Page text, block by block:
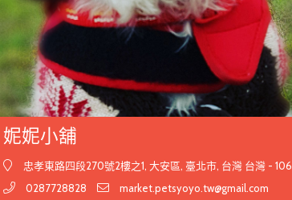
妮妮小舖
忠孝東路四段270號2樓之1, 大安區, 臺北市, 台灣 台灣 - 106
0287728828
market.petsyoyo.tw@gmail.com